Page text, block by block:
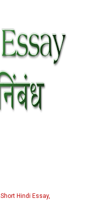
Short Hindi Essay